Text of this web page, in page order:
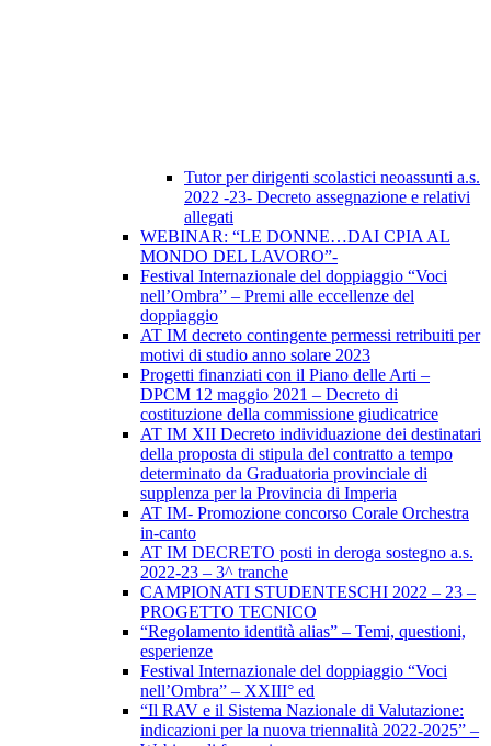
Tutor per dirigenti scolastici neoassunti a.s.
2022 -23- Decreto assegnazione e relativi
allegati
WEBINAR: “LE DONNE…DAI CPIA AL
MONDO DEL LAVORO”-
Festival Internazionale del doppiaggio “Voci
nell’Ombra” – Premi alle eccellenze del
doppiaggio
AT IM decreto contingente permessi retribuiti per
motivi di studio anno solare 2023
Progetti finanziati con il Piano delle Arti –
DPCM 12 maggio 2021 – Decreto di
costituzione della commissione giudicatrice
AT IM XII Decreto individuazione dei destinatari
della proposta di stipula del contratto a tempo
determinato da Graduatoria provinciale di
supplenza per la Provincia di Imperia
AT IM- Promozione concorso Corale Orchestra
in-canto
AT IM DECRETO posti in deroga sostegno a.s.
2022-23 – 3^ tranche
CAMPIONATI STUDENTESCHI 2022 – 23 –
PROGETTO TECNICO
“Regolamento identità alias” – Temi, questioni,
esperienze
Festival Internazionale del doppiaggio “Voci
nell’Ombra” – XXIII° ed
“Il RAV e il Sistema Nazionale di Valutazione:
indicazioni per la nuova triennalità 2022-2025” –